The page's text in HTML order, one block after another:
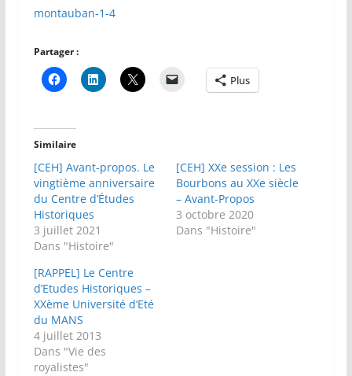
montauban-1-4
Partager :
Plus
Similaire
[CEH] Avant-propos. Le
vingtième anniversaire
du Centre d’Études
Historiques
3 juillet 2021
Dans "Histoire"
[CEH] XXe session : Les
Bourbons au XXe siècle
– Avant-Propos
3 octobre 2020
Dans "Histoire"
[RAPPEL] Le Centre
d’Etudes Historiques –
XXème Université d’Eté
du MANS
4 juillet 2013
Dans "Vie des
royalistes"